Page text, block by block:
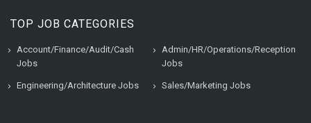
TOP JOB CATEGORIES
Account/Finance/Audit/Cash
Jobs
Admin/HR/Operations/Reception
Jobs
Engineering/Architecture Jobs Sales/Marketing Jobs